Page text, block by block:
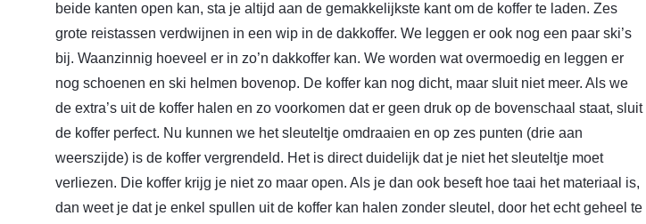
beide kanten open kan, sta je altijd aan de gemakkelijkste kant om de koffer te laden. Zes
grote reistassen verdwijnen in een wip in de dakkoffer. We leggen er ook nog een paar ski’s
bij. Waanzinnig hoeveel er in zo’n dakkoffer kan. We worden wat overmoedig en leggen er
nog schoenen en ski helmen bovenop. De koffer kan nog dicht, maar sluit niet meer. Als we
de extra’s uit de koffer halen en zo voorkomen dat er geen druk op de bovenschaal staat, sluit
de koffer perfect. Nu kunnen we het sleuteltje omdraaien en op zes punten (drie aan
weerszijde) is de koffer vergrendeld. Het is direct duidelijk dat je niet het sleuteltje moet
verliezen. Die koffer krijg je niet zo maar open. Als je dan ook beseft hoe taai het materiaal is,
dan weet je dat je enkel spullen uit de koffer kan halen zonder sleutel, door het echt geheel te